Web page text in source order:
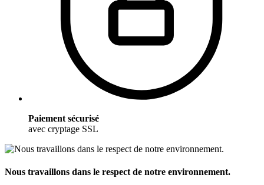
Paiement sécurisé
avec cryptage SSL
Nous travaillons dans le respect de notre environnement.